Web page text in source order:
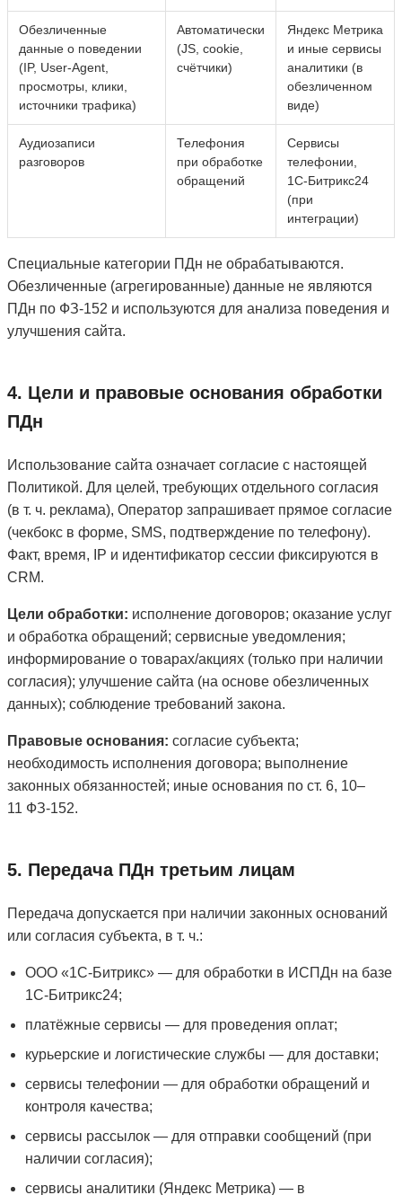
Обезличенные
данные о поведении
(IP, User‑Agent,
просмотры, клики,
источники трафика)
Автоматически
(JS, cookie,
счётчики)
Яндекс Метрика
и иные сервисы
аналитики (в
обезличенном
виде)
Аудиозаписи
разговоров
Телефония
при обработке
обращений
Сервисы
телефонии,
1С‑Битрикс24
(при
интеграции)
Специальные категории ПДн не обрабатываются.
Обезличенные (агрегированные) данные не являются
ПДн по ФЗ‑152 и используются для анализа поведения и
улучшения сайта.
4. Цели и правовые основания обработки
ПДн
Использование сайта означает согласие с настоящей
Политикой. Для целей, требующих отдельного согласия
(в т. ч. реклама), Оператор запрашивает прямое согласие
(чекбокс в форме, SMS, подтверждение по телефону).
Факт, время, IP и идентификатор сессии фиксируются в
CRM.
Цели обработки: исполнение договоров; оказание услуг
и обработка обращений; сервисные уведомления;
информирование о товарах/акциях (только при наличии
согласия); улучшение сайта (на основе обезличенных
данных); соблюдение требований закона.
Правовые основания: согласие субъекта;
необходимость исполнения договора; выполнение
законных обязанностей; иные основания по ст. 6, 10–
11 ФЗ‑152.
5. Передача ПДн третьим лицам
Передача допускается при наличии законных оснований
или согласия субъекта, в т. ч.:
ООО «1С‑Битрикс» — для обработки в ИСПДн на базе
1С‑Битрикс24;
платёжные сервисы — для проведения оплат;
курьерские и логистические службы — для доставки;
сервисы телефонии — для обработки обращений и
контроля качества;
сервисы рассылок — для отправки сообщений (при
наличии согласия);
сервисы аналитики (Яндекс Метрика) — в